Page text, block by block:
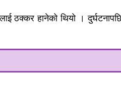
ठक्कर हानेको थियो ।